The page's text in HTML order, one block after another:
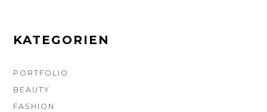
m t
KATEGORIEN
PORTFOLIO
BEAUTY
FASHION